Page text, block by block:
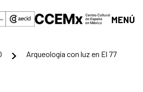
MENÚ
Arqueología con luz en El 77